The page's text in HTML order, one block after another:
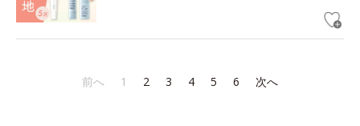
前へ 1 2 3 4 5 6 次へ